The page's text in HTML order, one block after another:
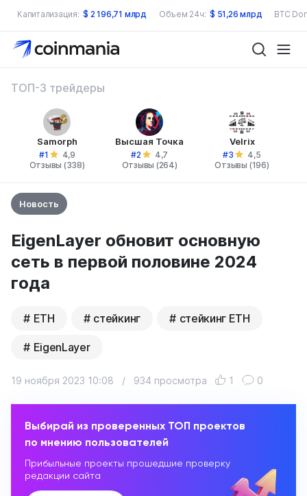
Капитализация: $ 2 196,71 млрд Объем 24ч: $ 51,26 млрд BTC
ТОП-3 трейдеры
Samorph
#1
4,9
Отзывы (338)
Высшая Точка
#2
4,7
Отзывы (264)
Velrix
#3
4,5
Отзывы (196)
Новость
EigenLayer обновит основную
сеть в первой половине 2024
года
ETH стейкинг стейкинг ETH
EigenLayer
19 ноября 2023 10:08 / 934 просмотра 1 0
Выбирай из проверенных ТОП проектов
по мнению пользователей
Прибыльные проекты прошедшие проверку
редакции сайта